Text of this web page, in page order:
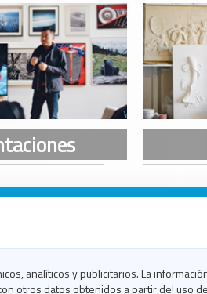
analíticos y publicitarios. La
otros datos obtenidos a partir del uso